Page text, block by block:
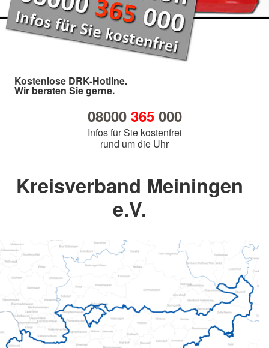
Kostenlose DRK-Hotline.
Wir beraten Sie gerne.
08000 365000
Infos für Sie kostenfrei
rund um die Uhr
Kreisverband Meiningen
e.V.